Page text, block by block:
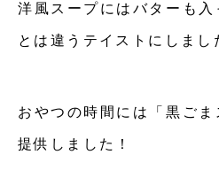
洋風スープにはバターも
とは違うテイストにしまし
おやつの時間には「黒ごま
提供しました！